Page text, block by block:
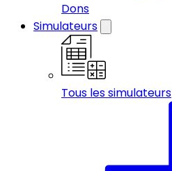
Dons
Simulateurs
Tous les simulateurs